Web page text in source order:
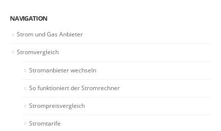
NAVIGATION
Strom und Gas Anbieter
Stromvergleich
Stromanbieter wechseln
So funktioniert der Stromrechner
Strompreisvergleich
Stromtarife